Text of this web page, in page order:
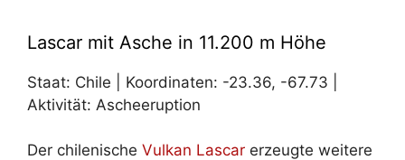
Lascar mit Asche in 11.200 m Höhe
Staat: Chile | Koordinaten: -23.36, -67.73 |
Aktivität: Ascheeruption
Der chilenische Vulkan Lascar erzeugte weitere